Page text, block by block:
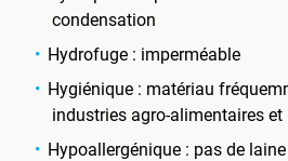
condensation
Hydrofuge : imperméable
Hygiénique : matériau
industries agro-alimentaires et
Hypoallergénique : pas de